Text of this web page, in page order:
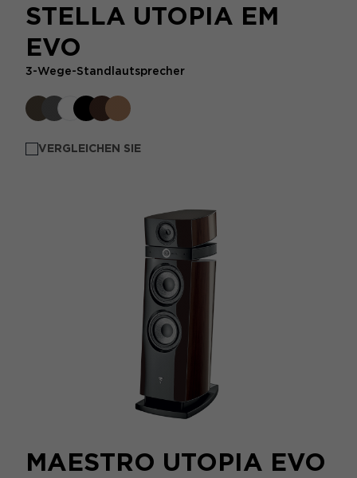
STELLA UTOPIA EM
EVO
3-Wege-Standlautsprecher
VERGLEICHEN SIE
MAESTRO UTOPIA EVO